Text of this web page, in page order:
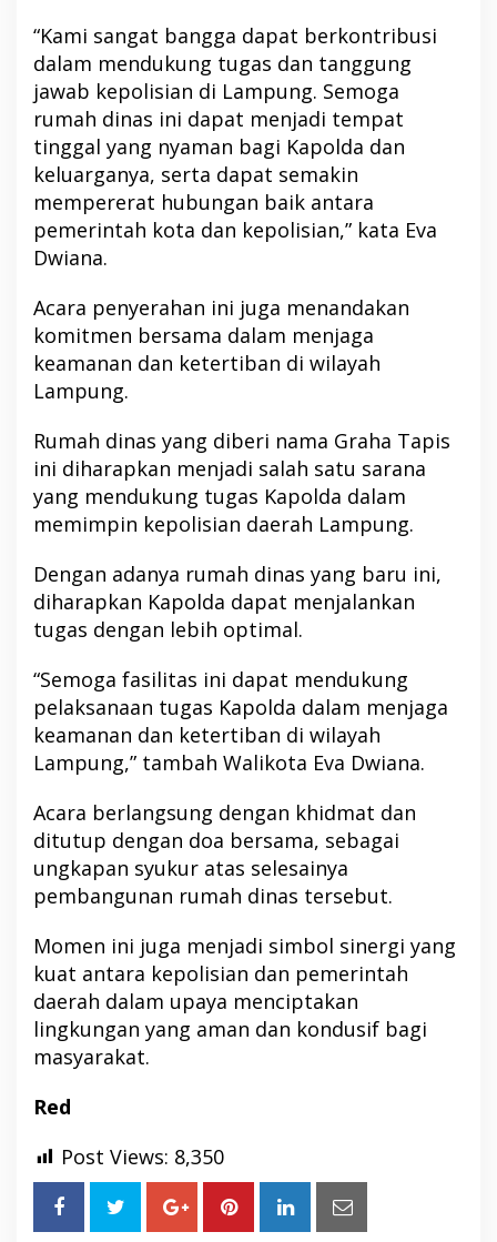
“Kami sangat bangga dapat berkontribusi
dalam mendukung tugas dan tanggung
jawab kepolisian di Lampung. Semoga
rumah dinas ini dapat menjadi tempat
tinggal yang nyaman bagi Kapolda dan
keluarganya, serta dapat semakin
mempererat hubungan baik antara
pemerintah kota dan kepolisian,” kata Eva
Dwiana.
Acara penyerahan ini juga menandakan
komitmen bersama dalam menjaga
keamanan dan ketertiban di wilayah
Lampung.
Rumah dinas yang diberi nama Graha Tapis
ini diharapkan menjadi salah satu sarana
yang mendukung tugas Kapolda dalam
memimpin kepolisian daerah Lampung.
Dengan adanya rumah dinas yang baru ini,
diharapkan Kapolda dapat menjalankan
tugas dengan lebih optimal.
“Semoga fasilitas ini dapat mendukung
pelaksanaan tugas Kapolda dalam menjaga
keamanan dan ketertiban di wilayah
Lampung,” tambah Walikota Eva Dwiana.
Acara berlangsung dengan khidmat dan
ditutup dengan doa bersama, sebagai
ungkapan syukur atas selesainya
pembangunan rumah dinas tersebut.
Momen ini juga menjadi simbol sinergi yang
kuat antara kepolisian dan pemerintah
daerah dalam upaya menciptakan
lingkungan yang aman dan kondusif bagi
masyarakat.
Red
Post Views: 8,350